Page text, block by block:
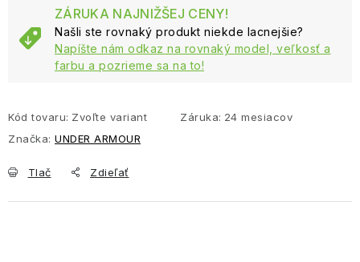
ZÁRUKA NAJNIŽŠEJ CENY!
Našli ste rovnaký produkt niekde lacnejšie?
Napíšte nám odkaz na rovnaký model, veľkosť a
farbu a pozrieme sa na to!
Kód tovaru: Zvoľte variant Záruka: 24 mesiacov
Značka: UNDER ARMOUR
Tlač Zdieľať